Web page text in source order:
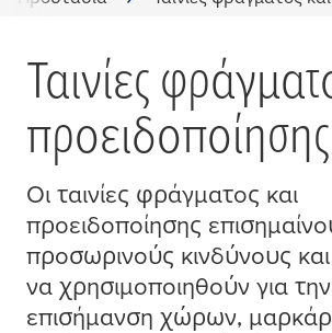
Ταινίες φράγμ
προειδοποίησης
Οι ταινίες φράγματος και
προειδοποίησης επισημ
προσωρινούς κινδύνους και
να χρησιμοποιηθούν για την
επισήμανση χώρων, μ